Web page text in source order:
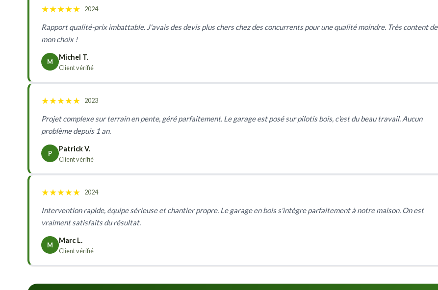
★★★★★ 2024
Rapport qualité-prix imbattable. J'avais des devis plus chers chez des concurrents pour une qualité moindre. Très content de
mon choix !
M
Michel T.
Client vérifié
★★★★★ 2023
Projet complexe sur terrain en pente, géré parfaitement. Le garage est posé sur pilotis bois, c'est du beau travail. Aucun
problème depuis 1 an.
P
Patrick V.
Client vérifié
★★★★★ 2024
Intervention rapide, équipe sérieuse et chantier propre. Le garage en bois s'intègre parfaitement à notre maison. On est
vraiment satisfaits du résultat.
M
Marc L.
Client vérifié